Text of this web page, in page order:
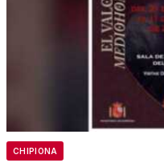
CHIPIONA